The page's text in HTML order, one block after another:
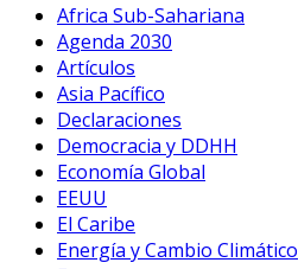
Africa Sub-Sahariana
Agenda 2030
Artículos
Asia Pacífico
Declaraciones
Democracia y DDHH
Economía Global
EEUU
El Caribe
Energía y Cambio Climático